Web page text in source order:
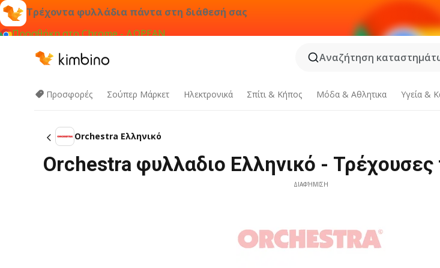
Τρέχοντα φυλλάδια πάντα στη διάθεσή σας
Προσθήκη στο Chrome - ΔΩΡΕΑΝ
Αναζήτηση
Προσφορές Σούπερ Μάρκετ Hλεκτρονικά Σπίτι & Κήπος Μόδα & Aθλητικα Υγεία &
Orchestra Ελληνικό
Orchestra φυλλαδιο Ελληνικό -
ΔΙΑΦΉΜΙΣΗ